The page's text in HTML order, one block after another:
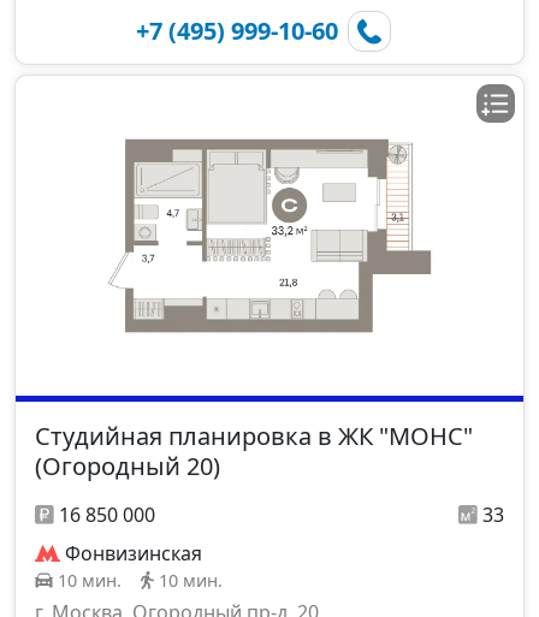
+7 (495) 999-10-60
Студийная планировка в ЖК "МОНС"
(Огородный 20)
16 850 000
33
Фонвизинская
10 мин. 10 мин.